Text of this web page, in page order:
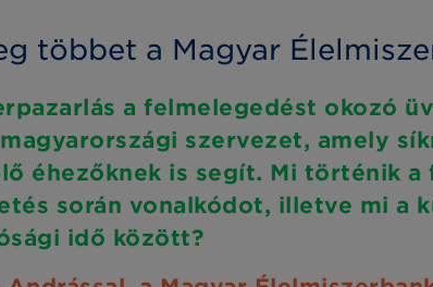
többet a Magyar
a felmelegedést okozó
szervezet, amely
éhezőknek is segít. Mi történik
során vonalkódot, illetve mi a
idő között?